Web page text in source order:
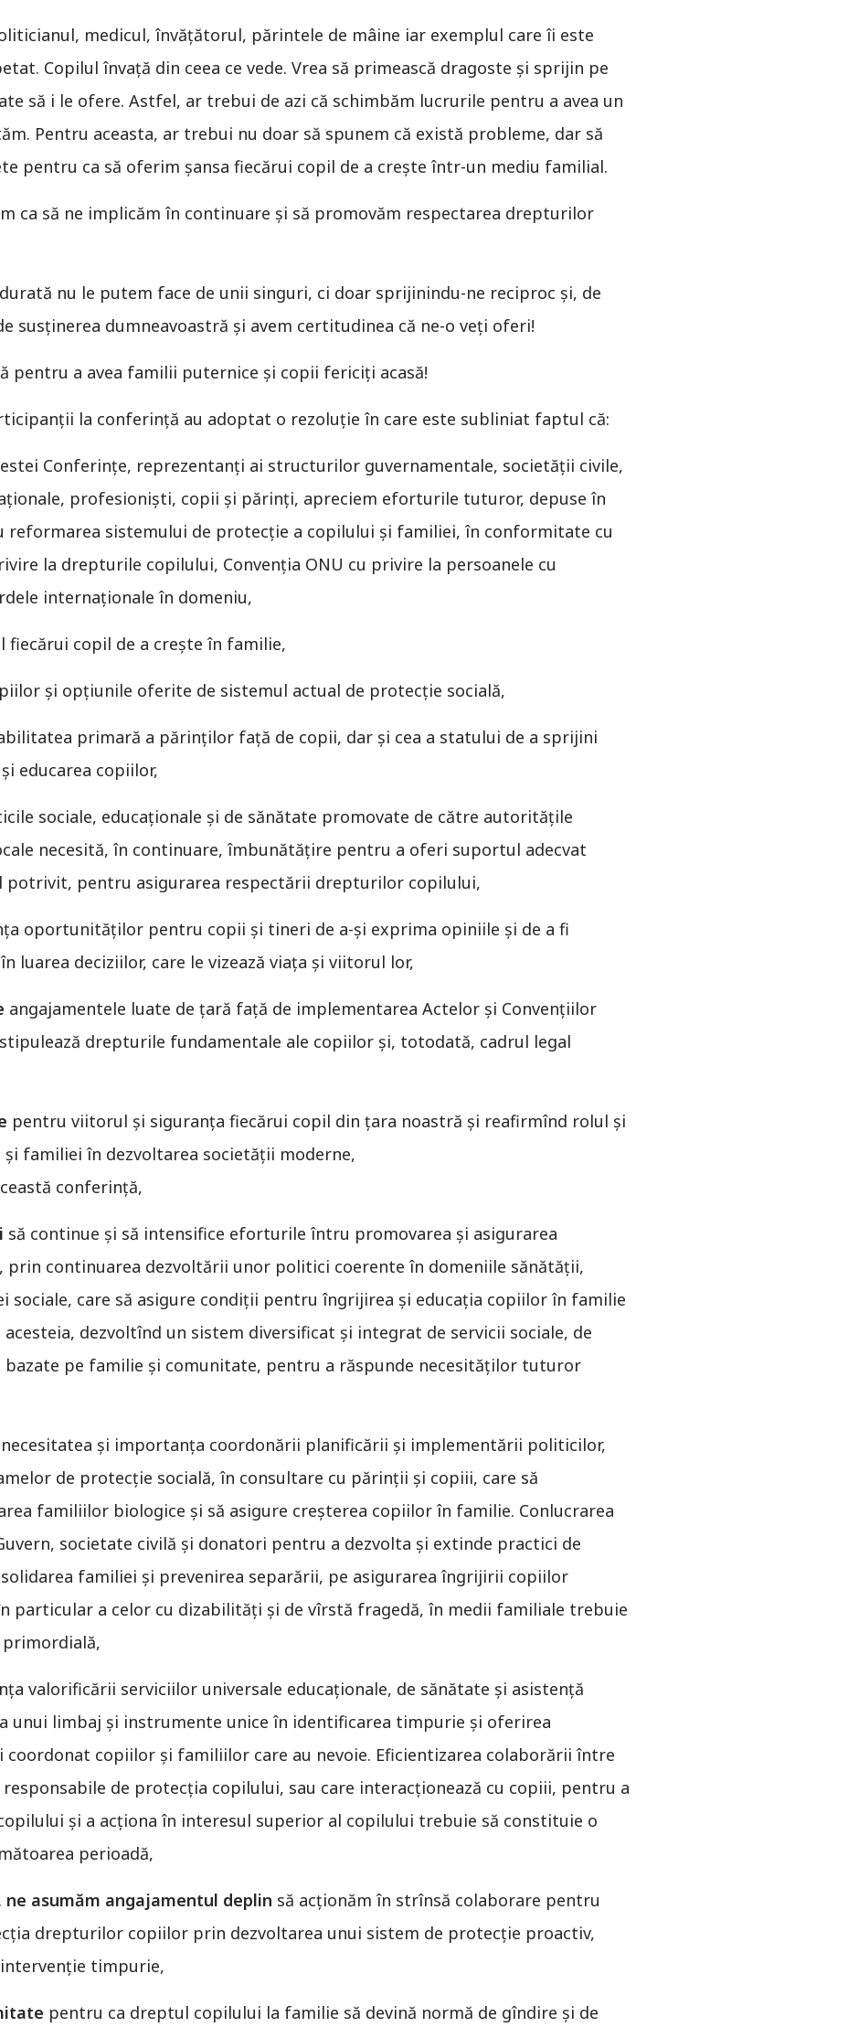
medicul, învăţătorul, părintele de mâine iar exemplul care îi este
Copilul învaţă din ceea ce vede. Vrea să primească dragoste şi sprijin pe
să i le ofere. Astfel, ar trebui de azi că schimbăm lucrurile pentru a avea un
Pentru aceasta, ar trebui nu doar să spunem că există probleme, dar să
pentru ca să oferim șansa fiecărui copil de a crește într-un mediu familial.
ca să ne implicăm în continuare și să promovăm respectarea drepturilor
nu le putem face de unii singuri, ci doar sprijinindu-ne reciproc și, de
susținerea dumneavoastră şi avem certitudinea că ne-o veţi oferi!
pentru a avea familii puternice și copii fericiți acasă!
la conferință au adoptat o rezoluție în care este subliniat faptul că:
Conferințe, reprezentanți ai structurilor guvernamentale, societății civile,
profesioniști, copii și părinți, apreciem eforturile tuturor, depuse în
reformarea sistemului de protecție a copilului și familiei, în conformitate cu
la drepturile copilului, Convenția ONU cu privire la persoanele cu
internaționale în domeniu,
fiecărui copil de a crește în familie,
și opțiunile oferite de sistemul actual de protecție socială,
primară a părinților față de copii, dar și cea a statului de a sprijini
educarea copiilor,
sociale, educaționale și de sănătate promovate de către autoritățile
necesită, în continuare, îmbunătățire pentru a oferi suportul adecvat
potrivit, pentru asigurarea respectării drepturilor copilului,
oportunităților pentru copii și tineri de a-și exprima opiniile și de a fi
luarea deciziilor, care le vizează viața și viitorul lor,
angajamentele luate de țară față de implementarea Actelor și Convențiilor
drepturile fundamentale ale copiilor și, totodată, cadrul legal
pentru viitorul și siguranța fiecărui copil din țara noastră și reafirmînd rolul şi
familiei în dezvoltarea societății moderne,
conferință,
să continue și să intensifice eforturile întru promovarea şi asigurarea
continuarea dezvoltării unor politici coerente în domeniile sănătății,
sociale, care să asigure condiții pentru îngrijirea și educația copiilor în familie
dezvoltînd un sistem diversificat şi integrat de servicii sociale, de
bazate pe familie și comunitate, pentru a răspunde necesităților tuturor
şi importanța coordonării planificării şi implementării politicilor,
de protecție socială, în consultare cu părinţii şi copiii, care să
familiilor biologice şi să asigure creșterea copiilor în familie. Conlucrarea
societate civilă şi donatori pentru a dezvolta şi extinde practici de
familiei şi prevenirea separării, pe asigurarea îngrijirii copiilor
particular a celor cu dizabilități şi de vîrstă fragedă, în medii familiale trebuie
valorificării serviciilor universale educaţionale, de sănătate şi asistenţă
unui limbaj şi instrumente unice în identificarea timpurie şi oferirea
copiilor şi familiilor care au nevoie. Eficientizarea colaborării între
de protecția copilului, sau care interacţionează cu copiii, pentru a
şi a acționa în interesul superior al copilului trebuie să constituie o
perioadă,
asumăm angajamentul deplin să acționăm în strînsă colaborare pentru
drepturilor copiilor prin dezvoltarea unui sistem de protecție proactiv,
timpurie,
pentru ca dreptul copilului la familie să devină normă de gîndire şi de